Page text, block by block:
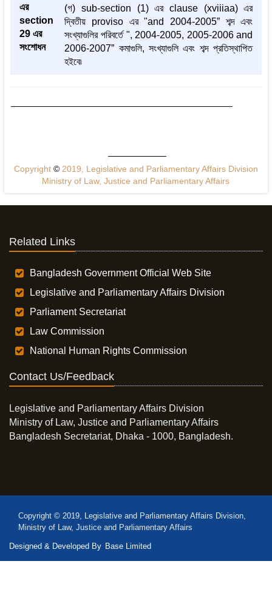
এর
section
29 এর
সংশোধন
(গ) sub-section (1) এর clause (xviiiaa) এর
দ্বিতীয় proviso এর "and 2004-2005” শব্দ এবং
সংখ্যাগুলির পরিবর্তে ", 2004-2005, 2005-2006 and
2006-2007” কমাগুলি, সংখ্যাগুলি এবং শব্দ প্রতিস্থাপিত
হইবে৷
Copyright ©2019, Legislative and Parliamentary Affairs Division
Ministry of Law, Justice and Parliamentary Affairs
Related Links
Bangladesh Government Official Web Site
Legislative and Parliamentary Affairs Division
Parliament Secretariat
Law Commission
National Human Rights Commission
Contact Us/Feedback
Legislative and Parliamentary Affairs Division
Ministry of Law, Justice and Parliamentary Affairs
Bangladesh Secretariat, Dhaka - 1000, Bangladesh.
Copyright © 2019, Legislative and Parliamentary Affairs Division,
Ministry of Law, Justice and Parliamentary Affairs
Designed & Developed By Base Limited